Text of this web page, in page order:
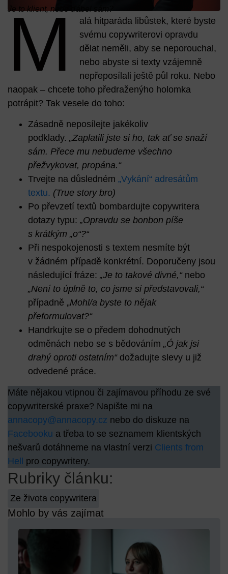
Je to klient, nebo ďábel sám?
M
alá hitparáda libůstek, které byste
svému copywriterovi opravdu
dělat neměli, aby se neporouchal,
nebo abyste si texty vzájemně
nepřeposílali ještě půl roku. Nebo
naopak – chcete toho předraženýho holomka
potrápit? Tak vesele do toho:
Zásadně neposílejte jakékoliv
podklady. „Zaplatili jste si ho, tak ať se snaží
sám. Přece mu nebudeme všechno
přežvykovat, propána.“
Trvejte na důsledném „Vykání“ adresátům
textu. (True story bro)
Po převzetí textů bombardujte copywritera
dotazy typu: „Opravdu se bonbon píše
s krátkým „o“?“
Při nespokojenosti s textem nesmíte být
v žádném případě konkrétní. Doporučeny jsou
následující fráze: „Je to takové divné,“nebo
„Není to úplně to, co jsme si představovali,“
případně „Mohl/a byste to nějak
přeformulovat?“
Handrkujte se o předem dohodnutých
odměnách nebo se s bědováním „Ó jak jsi
drahý oproti ostatním“ dožadujte slevy u již
odvedené práce.
Máte nějakou vtipnou či zajímavou příhodu ze své
copywriterské praxe? Napište mi na
annacopy@annacopy.cz nebo do diskuze na
Facebooku a třeba to se seznamem klientských
nešvarů dotáhneme na vlastní verzi Clients from
Hell pro copywritery.
Rubriky článku:
Ze života copywritera
Mohlo by vás zajímat